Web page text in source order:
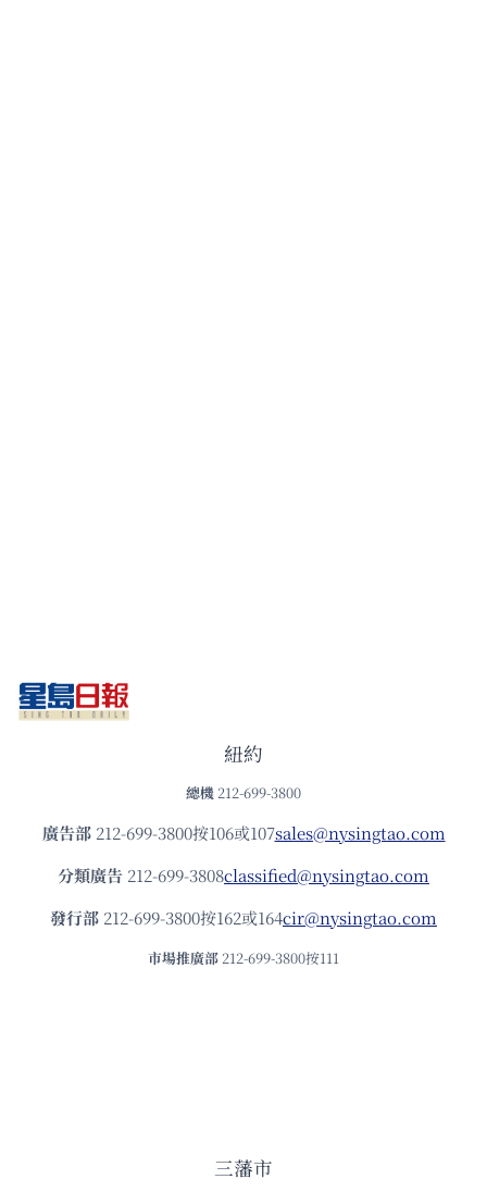
紐約
總機 212-699-3800
廣告部212-699-3800按106或107sales@nysingtao.com
分類廣告 212-699-3808classified@nysingtao.com
發⾏部 212-699-3800按162或164cir@nysingtao.com
市場推廣部 212-699-3800按111
三藩市